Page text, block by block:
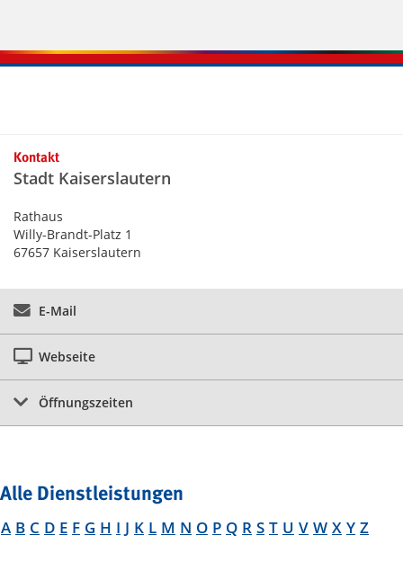
Kontaktinformationen und Weiterführendes
Kontakt
Stadt Kaiserslautern
Rathaus
Willy-Brandt-Platz 1
67657 Kaiserslautern
E-Mail
Webseite
Öffnungszeiten
Alle Dienstleistungen
A B C D E F G H I J K L M N O P Q R S T U V W X Y Z